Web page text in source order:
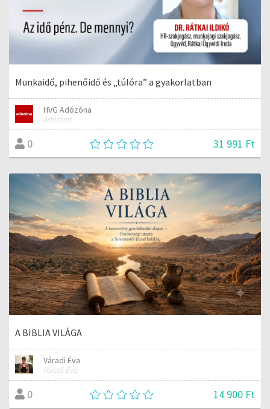
Munkaidő, pihenőidő és „túlóra” a gyakorlatban
HVG Adózóna
Adózóna
0 31 991 Ft
A BIBLIA VILÁGA
Váradi Éva
Váradi Éva
0 14 900 Ft